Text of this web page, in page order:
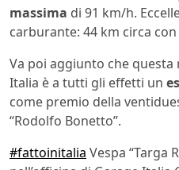
massima di 91 km/h.
carburante: 44 km circa
Va poi aggiunto che
Italia è a tutti gli effetti un
come premio della
“Rodolfo Bonetto”.
#fattoinitalia Vespa “Targa